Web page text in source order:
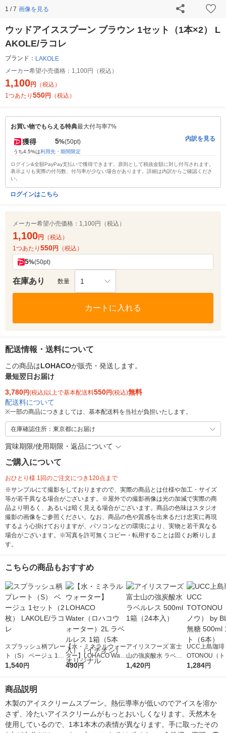
1 / 7 画像を見る
ウッドアイススプーン ブラウン 1セット（1本×2） L
AKOLE/ラコレ
ブランド： LAKOLE
メーカー希望小売価格： 1,100円（税込）
1,100円
（税込）
1つあたり 550円 （税込）
お買い物でもらえる特典最大付与率7%
獲得 5%(50pt)
うち4.5%は利用先・期間限定
内訳を見る
ログイン&全額PayPay支払いで獲得できます。原則として税抜金額に対し付与されます。
表示よりも実際の付与数、付与率が少ない場合があります。詳細は内訳からご確認くださ
い。
ログインはこちら
メーカー希望小売価格： 1,100円（税込）
1,100円
（税込）
1つあたり 550円 （税込）
5%(50pt)
在庫あり 数量 1
カートに入れる
配送情報・送料について
この商品はLOHACOが販売・発送します。
最短翌日お届け
3,780円(税込)以上で基本配送料550円(税込)無料
配送料について
※一部の商品につきましては、基本配送料を当社が負担いたします。
在庫確認住所：東京都にお届け
賞味期限/使用期限・返品について
ご購入について
おひとり様 1回のご注文につき120点まで
※サンプルにて撮影をしておりますので、実際の商品とは仕様や加工・サイズ
等が若干異なる場合がございます。※屋外での撮影画像は光の加減で実際の商
品より明るく、あるいは暗く見える場合がございます。商品の色味はスタジオ
撮影の画像をご参照ください。なお、商品の色や質感を出来るだけ忠実に再現
するよう心掛けておりますが、パソコンなどの環境により、実物と若干異なる
場合がございます。※写真を許可無くコピー・転用することは固くお断りしま
す。
こちらの商品もおすすめ
スプラッシュ柄プレー
ト（S） ベージュ 1セ
ット（2枚） LAKOLE/
1,540円
【水・ミネラルウォー
ター】LOHACO Wate
r（ロハコウォータ
490円
アイリスフーズ 富士
山の強炭酸水 ラベル
レス 500ml 1箱（24
1,420円
UCC上島珈琲
OTONOU（
ウ） by
1,284円
商品説明
木製のアイスクリームスプーン。熱伝導率が低いのでアイスを溶か
さず、冷たいアイスクリームがもっとおいしくなります。天然木を
使用しているので、1本1本木の表情が異なります。手に取ったその